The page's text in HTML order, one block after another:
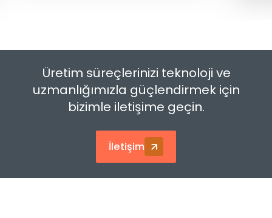
Üretim süreçlerinizi teknoloji ve
uzmanlığımızla güçlendirmek için
bizimle iletişime geçin.
İletişim